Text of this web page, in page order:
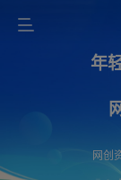
年
网创